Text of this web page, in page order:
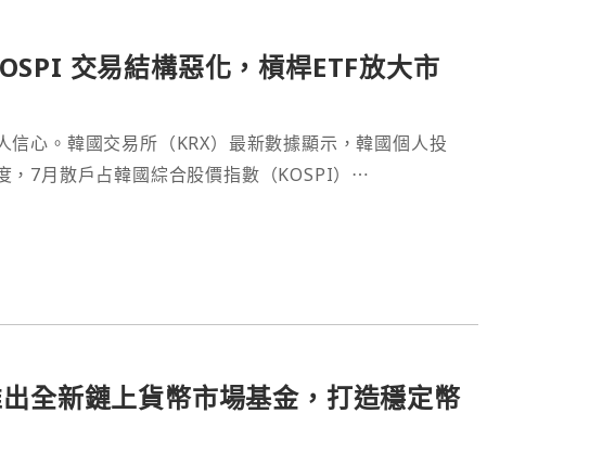
交易結構惡化，槓桿ETF放大市
心。韓國交易所（KRX）最新數據顯示，韓國個人投
，7月散戶占韓國綜合股價指數（KOSPI）⋯
全新鏈上貨幣市場基金，打造穩定幣